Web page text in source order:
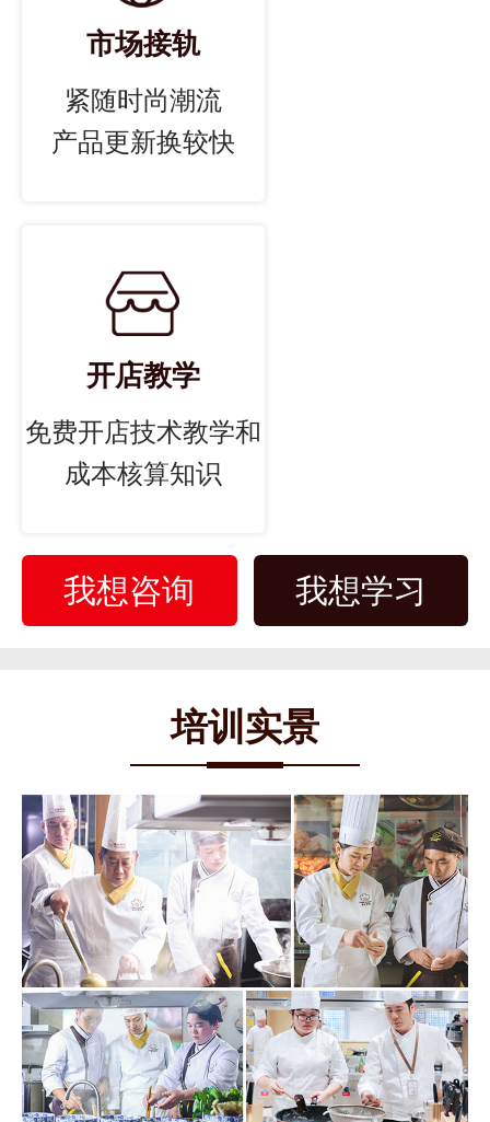
市场接轨
紧随时尚潮流
产品更新换较快
开店教学
免费开店技术教学和
成本核算知识
我想咨询 我想学习
培训实景